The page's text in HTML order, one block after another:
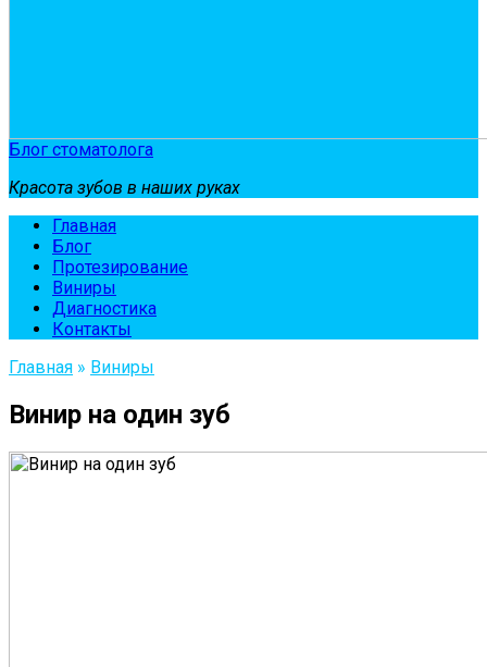
Блог стоматолога
Красота зубов в наших руках
Главная
Блог
Протезирование
Виниры
Диагностика
Контакты
Главная » Виниры
Винир на один зуб